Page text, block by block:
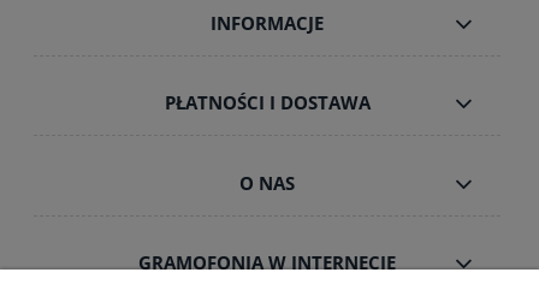
INFORMACJE
PŁATNOŚCI I DOSTAWA
O NAS
GRAMOFONIA W INTERNECIE